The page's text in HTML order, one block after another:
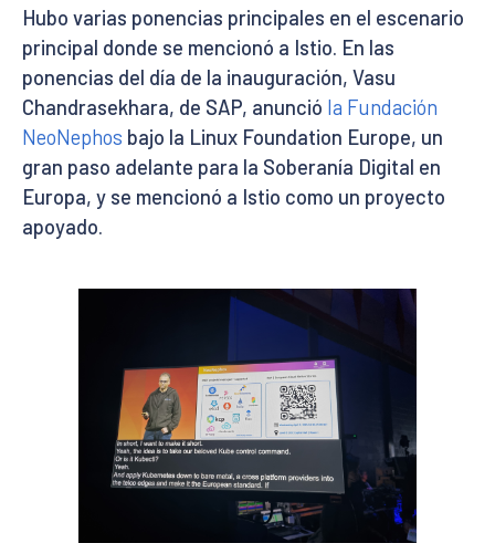
Hubo varias ponencias principales en el escenario
principal donde se mencionó a Istio. En las
ponencias del día de la inauguración, Vasu
Chandrasekhara, de SAP, anunció la Fundación
NeoNephos bajo la Linux Foundation Europe, un
gran paso adelante para la Soberanía Digital en
Europa, y se mencionó a Istio como un proyecto
apoyado.